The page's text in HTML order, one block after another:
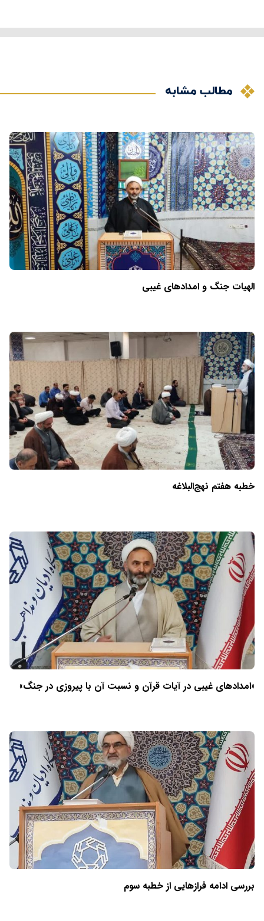
مطالب مشابه
الهیات جنگ و امدادهای غیبی
خطبه هفتم نهج‌البلاغه
«امدادهای غیبی در آیات قرآن و نسبت آن با پیروزی در جنگ»
بررسی ادامه فرازهایی از خطبه سوم